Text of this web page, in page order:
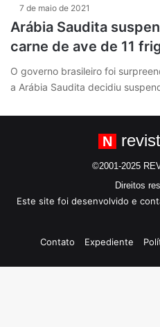
7 de maio de 2021
Arábia Saudita
carne de ave de 11
O governo brasileiro foi
a Arábia Saudita decidiu
N
©2001-2025
Direitos
Este site foi desenvolvido e
Contato Expediente